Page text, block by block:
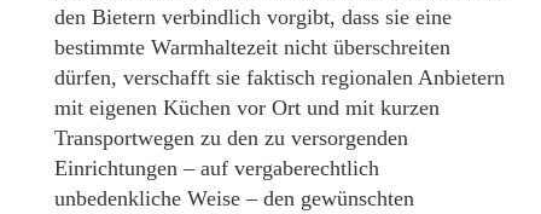
den Bietern verbindlich vorgibt, dass sie eine
bestimmte Warmhaltezeit nicht überschreiten
dürfen, verschafft sie faktisch regionalen Anbietern
mit eigenen Küchen vor Ort und mit kurzen
Transportwegen zu den zu versorgenden
Einrichtungen – auf vergaberechtlich
unbedenkliche Weise – den gewünschten